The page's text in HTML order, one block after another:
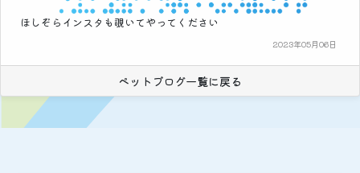
ほしぞらインスタも覗いてやってください
2023年05月06日
ペットブログ一覧に戻る